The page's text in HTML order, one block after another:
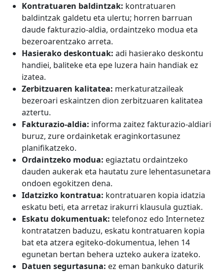
Kontratuaren baldintzak: kontratuaren
baldintzak galdetu eta ulertu; horren barruan
daude fakturazio-aldia, ordaintzeko modua eta
bezeroarentzako arreta.
Hasierako deskontuak: adi hasierako deskontu
handiei, baliteke eta epe luzera hain handiak ez
izatea.
Zerbitzuaren kalitatea: merkaturatzaileak
bezeroari eskaintzen dion zerbitzuaren kalitatea
aztertu.
Fakturazio-aldia: informa zaitez fakturazio-aldiari
buruz, zure ordainketak eraginkortasunez
planifikatzeko.
Ordaintzeko modua: egiaztatu ordaintzeko
dauden aukerak eta hautatu zure lehentasunetara
ondoen egokitzen dena.
Idatzizko kontratua: kontratuaren kopia idatzia
eskatu beti, eta arretaz irakurri klausula guztiak.
Eskatu dokumentuak: telefonoz edo Internetez
kontratatzen baduzu, eskatu kontratuaren kopia
bat eta atzera egiteko-dokumentua, lehen 14
egunetan bertan behera uzteko aukera izateko.
Datuen segurtasuna: ez eman bankuko daturik